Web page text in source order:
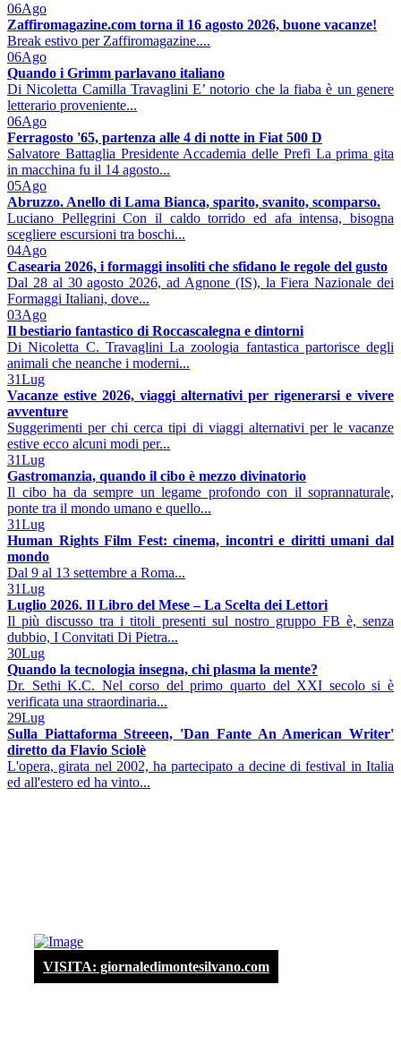
06Ago
Zaffiromagazine.com torna il 16 agosto 2026, buone vacanze!
Break estivo per Zaffiromagazine....
06Ago
Quando i Grimm parlavano italiano
Di Nicoletta Camilla Travaglini E’ notorio che la fiaba è un genere
letterario proveniente...
06Ago
Ferragosto '65, partenza alle 4 di notte in Fiat 500 D
Salvatore Battaglia Presidente Accademia delle Prefi La prima gita
in macchina fu il 14 agosto...
05Ago
Abruzzo. Anello di Lama Bianca, sparito, svanito, scomparso.
Luciano Pellegrini Con il caldo torrido ed afa intensa, bisogna
scegliere escursioni tra boschi...
04Ago
Casearia 2026, i formaggi insoliti che sfidano le regole del gusto
Dal 28 al 30 agosto 2026, ad Agnone (IS), la Fiera Nazionale dei
Formaggi Italiani, dove...
03Ago
Il bestiario fantastico di Roccascalegna e dintorni
Di Nicoletta C. Travaglini La zoologia fantastica partorisce degli
animali che neanche i moderni...
31Lug
Vacanze estive 2026, viaggi alternativi per rigenerarsi e vivere
avventure
Suggerimenti per chi cerca tipi di viaggi alternativi per le vacanze
estive ecco alcuni modi per...
31Lug
Gastromanzia, quando il cibo è mezzo divinatorio
Il cibo ha da sempre un legame profondo con il soprannaturale,
ponte tra il mondo umano e quello...
31Lug
Human Rights Film Fest: cinema, incontri e diritti umani dal
mondo
Dal 9 al 13 settembre a Roma...
31Lug
Luglio 2026. Il Libro del Mese – La Scelta dei Lettori
Il più discusso tra i titoli presenti sul nostro gruppo FB è, senza
dubbio, I Convitati Di Pietra...
30Lug
Quando la tecnologia insegna, chi plasma la mente?
Dr. Sethi K.C. Nel corso del primo quarto del XXI secolo si è
verificata una straordinaria...
29Lug
Sulla Piattaforma Streeen, 'Dan Fante An American Writer'
diretto da Flavio Sciolè
L'opera, girata nel 2002, ha partecipato a decine di festival in Italia
ed all'estero ed ha vinto...
VISITA: giornaledimontesilvano.com